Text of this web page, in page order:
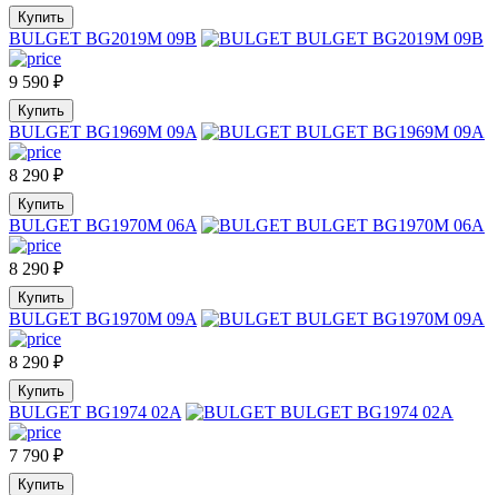
Купить
BULGET BG2019M 09B
9 590 ₽
Купить
BULGET BG1969M 09A
8 290 ₽
Купить
BULGET BG1970M 06A
8 290 ₽
Купить
BULGET BG1970M 09A
8 290 ₽
Купить
BULGET BG1974 02A
7 790 ₽
Купить